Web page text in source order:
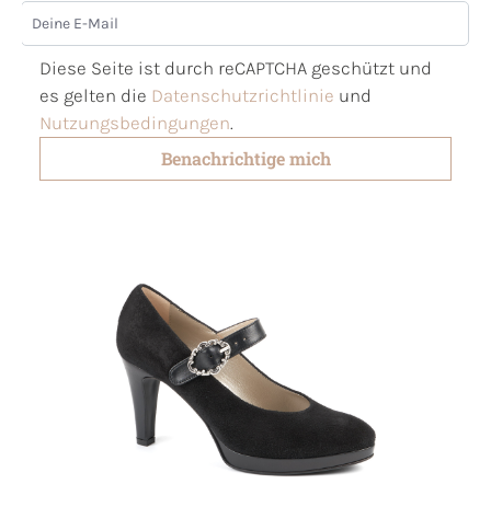
Deine E-Mail
Diese Seite ist durch reCAPTCHA geschützt und
es gelten die Datenschutzrichtlinie und
Nutzungsbedingungen.
Benachrichtige mich